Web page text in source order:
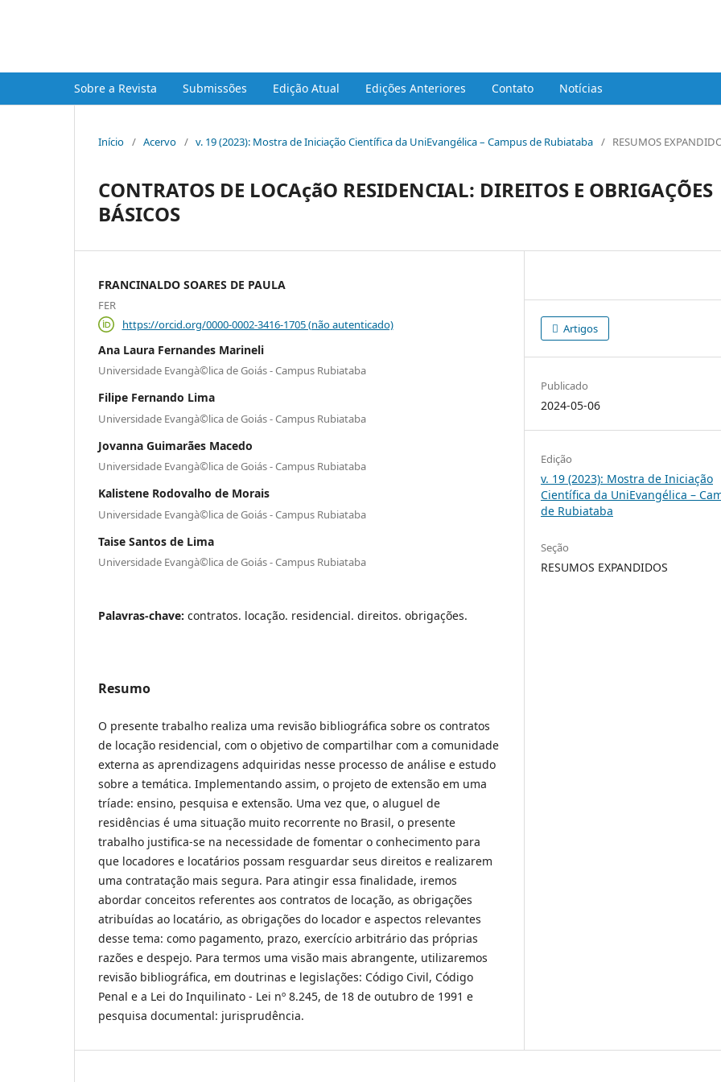
Sobre a Revista Submissões Edição Atual Edições Anteriores Contato Notícias
Início / Acervo / v. 19 (2023): Mostra de Iniciação Científica da UniEvangélica – Campus de Rubiataba / RESUMOS
CONTRATOS DE LOCAçãO RESIDENCIAL: DIREITOS E OBRIGAÇÕES
BÁSICOS
FRANCINALDO SOARES DE PAULA
FER
https://orcid.org/0000-0002-3416-1705 (não autenticado)
Ana Laura Fernandes Marineli
Universidade Evangà©lica de Goiás - Campus Rubiataba
Filipe Fernando Lima
Universidade Evangà©lica de Goiás - Campus Rubiataba
Jovanna Guimarães Macedo
Universidade Evangà©lica de Goiás - Campus Rubiataba
Kalistene Rodovalho de Morais
Universidade Evangà©lica de Goiás - Campus Rubiataba
Taise Santos de Lima
Universidade Evangà©lica de Goiás - Campus Rubiataba
Palavras-chave: contratos. locação. residencial. direitos. obrigações.
Resumo
O presente trabalho realiza uma revisão bibliográfica sobre os contratos
de locação residencial, com o objetivo de compartilhar com a comunidade
externa as aprendizagens adquiridas nesse processo de análise e estudo
sobre a temática. Implementando assim, o projeto de extensão em uma
tríade: ensino, pesquisa e extensão. Uma vez que, o aluguel de
residências é uma situação muito recorrente no Brasil, o presente
trabalho justifica-se na necessidade de fomentar o conhecimento para
que locadores e locatários possam resguardar seus direitos e realizarem
uma contratação mais segura. Para atingir essa finalidade, iremos
abordar conceitos referentes aos contratos de locação, as obrigações
atribuídas ao locatário, as obrigações do locador e aspectos relevantes
desse tema: como pagamento, prazo, exercício arbitrário das próprias
razões e despejo. Para termos uma visão mais abrangente, utilizaremos
revisão bibliográfica, em doutrinas e legislações: Código Civil, Código
Penal e a Lei do Inquilinato - Lei nº 8.245, de 18 de outubro de 1991 e
pesquisa documental: jurisprudência.
Artigos
Publicado
2024-05-06
Edição
v. 19 (2023): Mostra de Iniciação
Científica da UniEvangélica –
de Rubiataba
Seção
RESUMOS EXPANDIDOS